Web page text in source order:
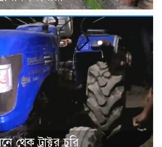
থেক ট্রাক্টর চুরি